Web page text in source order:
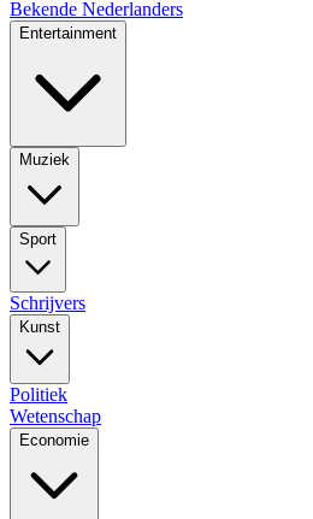
Bekende Nederlanders
Entertainment
Muziek
Sport
Schrijvers
Kunst
Politiek
Wetenschap
Economie